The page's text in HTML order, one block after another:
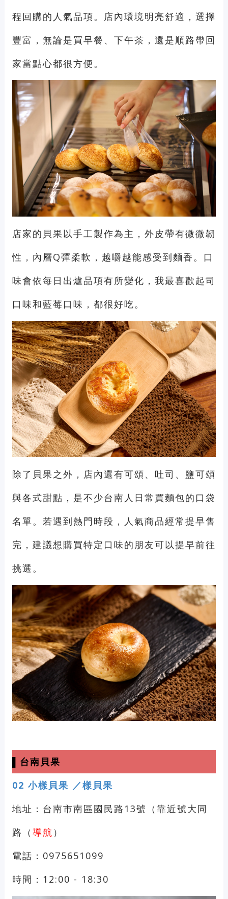
程回購的人氣品項。店內環境明亮舒適，選擇
豐富，無論是買早餐、下午茶，還是順路帶回
家當點心都很方便。
店家的貝果以手工製作為主，外皮帶有微微韌
性，內層Q彈柔軟，越嚼越能感受到麵香。口
味會依每日出爐品項有所變化，我最喜歡起司
口味和藍莓口味，都很好吃。
除了貝果之外，店內還有可頌、吐司、鹽可頌
與各式甜點，是不少台南人日常買麵包的口袋
名單。若遇到熱門時段，人氣商品經常提早售
完，建議想購買特定口味的朋友可以提早前往
挑選。
▌台南貝果
02 小樣貝果 ／樣貝果
地址：台南市南區國民路13號（靠近號大同
路（ 導航 ）
電話：0975651099
時間：12:00 - 18:30